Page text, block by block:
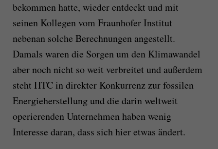
bekommen hatte, wieder entdeckt und mit
seinen Kollegen vom Fraunhofer Institut
nebenan solche Berechnungen angestellt.
Damals waren die Sorgen um den Klimawandel
aber noch nicht so weit verbreitet und außerdem
steht HTC in direkter Konkurrenz zur fossilen
Energieherstellung und die darin weltweit
operierenden Unternehmen haben wenig
Interesse daran, dass sich hier etwas ändert.